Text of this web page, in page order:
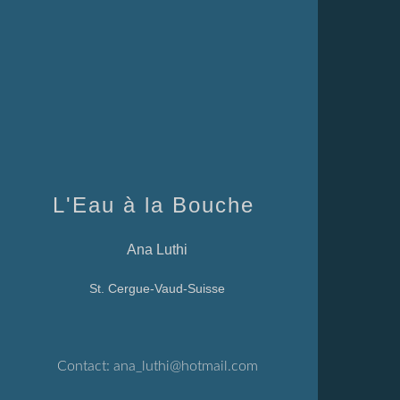
L'Eau à la Bouche
Ana Luthi
St. Cergue-Vaud-Suisse
Contact: ana_luthi@hotmail.com